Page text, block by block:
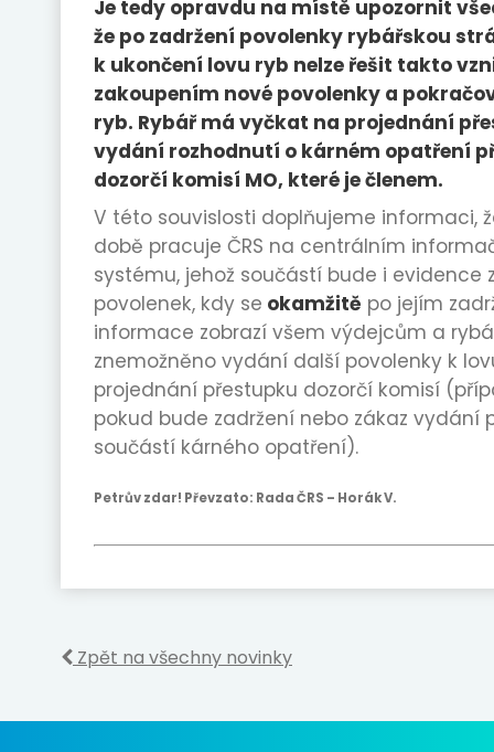
Je tedy opravdu na místě upozornit
že po zadržení povolenky rybářskou
k ukončení lovu ryb nelze řešit takto
zakoupením nové povolenky a
ryb. Rybář má vyčkat na projednání
vydání rozhodnutí o kárném opatření
dozorčí komisí MO, které je členem.
V této souvislosti doplňujeme informaci,
době pracuje ČRS na centrálním
systému, jehož součástí bude i evidence
povolenek, kdy se okamžitě po jejím
informace zobrazí všem výdejcům a
znemožněno vydání další povolenky k
projednání přestupku dozorčí komisí
pokud bude zadržení nebo zákaz vydání
součástí kárného opatření).
Petrův zdar! Převzato: Rada ČRS – Horák V.
Zpět na všechny novinky